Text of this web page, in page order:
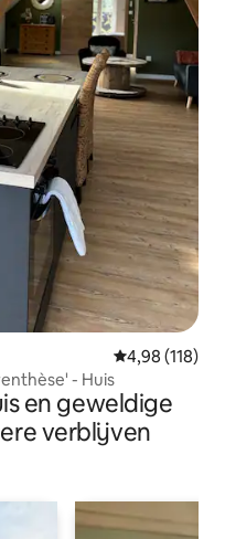
Gemiddelde
4,98 (118)
- Huis
en geweldige
verblijven